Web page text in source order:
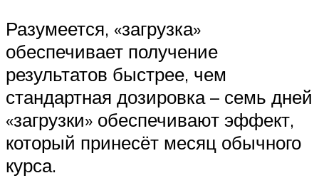
Разумеется, «загрузка»
обеспечивает получение
результатов быстрее, чем
стандартная дозировка – семь дней
«загрузки» обеспечивают эффект,
который принесёт месяц обычного
курса.